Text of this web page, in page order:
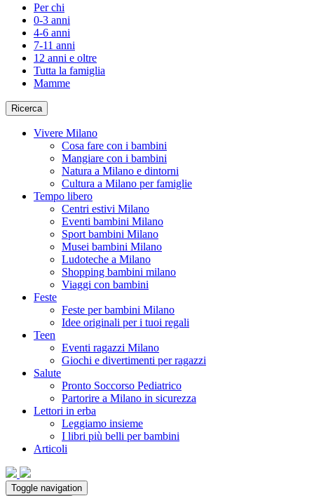
Per chi
0-3 anni
4-6 anni
7-11 anni
12 anni e oltre
Tutta la famiglia
Mamme
Ricerca
Vivere Milano
Cosa fare con i bambini
Mangiare con i bambini
Natura a Milano e dintorni
Cultura a Milano per famiglie
Tempo libero
Centri estivi Milano
Eventi bambini Milano
Sport bambini Milano
Musei bambini Milano
Ludoteche a Milano
Shopping bambini milano
Viaggi con bambini
Feste
Feste per bambini Milano
Idee originali per i tuoi regali
Teen
Eventi ragazzi Milano
Giochi e divertimenti per ragazzi
Salute
Pronto Soccorso Pediatrico
Partorire a Milano in sicurezza
Lettori in erba
Leggiamo insieme
I libri più belli per bambini
Articoli
Toggle navigation